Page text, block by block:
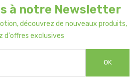
à notre Newsletter
découvrez de nouveaux produits,
d'offres exclusives
OK